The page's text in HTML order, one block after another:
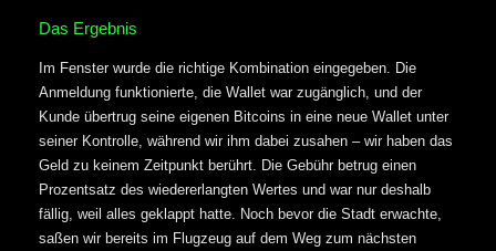
Das Ergebnis
Im Fenster wurde die richtige Kombination eingegeben. Die
Anmeldung funktionierte, die Wallet war zugänglich, und der
Kunde übertrug seine eigenen Bitcoins in eine neue Wallet unter
seiner Kontrolle, während wir ihm dabei zusahen – wir haben das
Geld zu keinem Zeitpunkt berührt. Die Gebühr betrug einen
Prozentsatz des wiedererlangten Wertes und war nur deshalb
fällig, weil alles geklappt hatte. Noch bevor die Stadt erwachte,
saßen wir bereits im Flugzeug auf dem Weg zum nächsten